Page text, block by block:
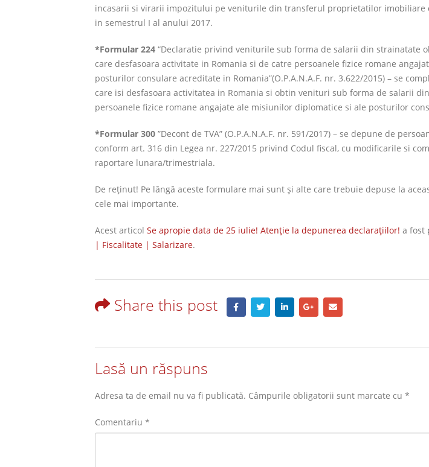
incasarii si virarii impozitului pe veniturile din transferul proprietatilor imobiliare
in semestrul I al anului 2017.
*Formular 224 “Declaratie privind veniturile sub forma de salarii din strainatate
care desfasoara activitate in Romania si de catre persoanele fizice romane
posturilor consulare acreditate in Romania”(O.P.A.N.A.F. nr. 3.622/2015) – se
care isi desfasoara activitatea in Romania si obtin venituri sub forma de salarii
persoanele fizice romane angajate ale misiunilor diplomatice si ale posturilor
*Formular 300 ”Decont de TVA” (O.P.A.N.A.F. nr. 591/2017) – se depune de
conform art. 316 din Legea nr. 227/2015 privind Codul fiscal, cu modificarile si
raportare lunara/trimestriala.
De reţinut! Pe lângă aceste formulare mai sunt şi alte care trebuie depuse la
cele mai importante.
Acest articol Se apropie data de 25 iulie! Atenţie la depunerea declaraţiilor! a fost
| Fiscalitate | Salarizare.
Share this post
Lasă un răspuns
Adresa ta de email nu va fi publicată. Câmpurile obligatorii sunt marcate cu *
Comentariu *